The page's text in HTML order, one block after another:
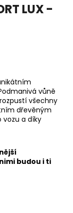
LUX -
vůně
všechny
dřevěným
vozu a díky
budou i ti